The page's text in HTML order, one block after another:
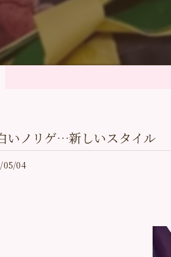
いノリゲ…新しいスタイル
05/04